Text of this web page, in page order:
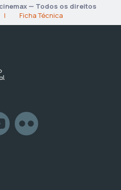
— Todos os direitos
| Ficha Técnica